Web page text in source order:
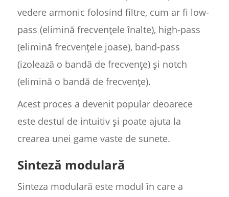
vedere armonic folosind filtre, cum ar fi low-
pass (elimină frecvențele înalte), high-pass
(elimină frecvențele joase), band-pass
(izolează o bandă de frecvențe) și notch
(elimină o bandă de frecvențe).
Acest proces a devenit popular deoarece
este destul de intuitiv și poate ajuta la
crearea unei game vaste de sunete.
Sinteză modulară
Sinteza modulară este modul în care a